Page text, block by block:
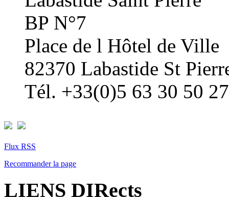
BP N°7
Place de l Hôtel de Ville
82370 Labastide St
Tél. +33(0)5 63 30 50 27
Flux RSS
Recommander la page
LIENS DIRects